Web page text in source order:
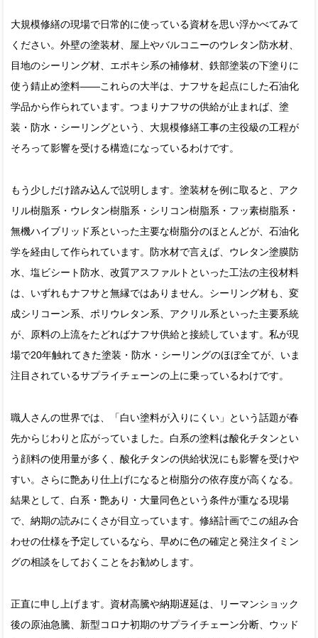
大規模修繕の現場で日常的に使っている資材を思い浮かべてみて
ください。外壁の塗装材、屋上やバルコニーのウレタン防水材、
目地のシーリング材、エポキシ系の補修材、鉄部塗装の下塗りに
使う錆止め塗料——これらの大半は、ナフサを起点にした石油化
学品から作られています。つまりナフサの供給が止まれば、塗
装・防水・シーリングという、大規模修繕工事の主役級の工程が
そろって影響を受ける構造になっているわけです。
もう少しだけ踏み込んで説明します。塗装材を例に取ると、アク
リル樹脂系・ウレタン樹脂系・シリコン樹脂系・フッ素樹脂系・
無機ハイブリッド系といった主要な樹脂分のほとんどが、石油化
学を経由して作られています。防水材で言えば、ウレタン塗膜防
水、塩ビシート防水、改質アスファルトといった工法の主役材料
は、いずれもナフサと無縁ではありません。シーリング材も、変
成シリコーン系、ポリウレタン系、アクリル系といった主要系統
が、原料の上流をたどればナフサ供給と接続しています。私が現
場で20年触れてきた塗装・防水・シーリングのほぼ全てが、いま
注目されているサプライチェーンの上に乗っているわけです。
職人さんの世界では、「白い塗料が入りにくい」という話題が春
先からじわりと広がっていました。白系の塗料は酸化チタンとい
う顔料の使用量が多く、酸化チタンの供給状況にも影響を受けや
すい。さらに艶あり仕上げになると樹脂分の依存度が高くなる。
結果として、白系・艶あり・大量同色という条件が重なる現場
で、納期の読みにくさが目立っています。修繕計画でこの組み合
わせの仕様を予定しているなら、早めに色の確定と発注タイミン
グの相談をしておくことをお勧めします。
正直に申し上げます。資材高騰や納期遅延は、リーマンショック
後の原油急騰、新型コロナ初期のサプライチェーン分断、ウッド